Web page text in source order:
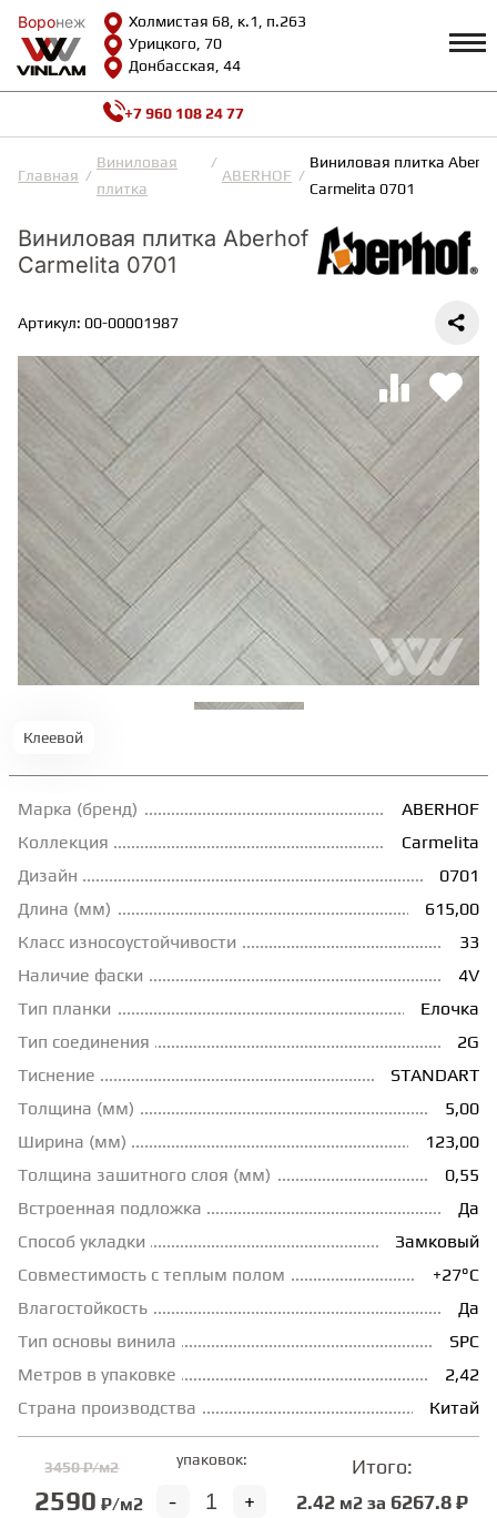
Воронеж
Холмистая 68, к.1, п.263
Урицкого, 70
Донбасская, 44
Воронеж
КАТАЛОГ Профиль
Возврат и гарантии
Сотрудничество
Вопросы и ответы
Полезная информация
Калькулятор
О нас
Контакты
ВИНИЛОВАЯ ПЛИТКА
ИНЖЕНЕРНАЯ ДОСКА
ПАРКЕТНАЯ ДОСКА
ТЕРРАСНАЯ ДОСКА
КОВРОВАЯ ПЛИТКА
МОДУЛЬНЫЕ ПВХ
ПЛИНТУС
КЛЕЙ
ГРУНТОВКИ
ТЕПЛЫЙ ПОЛ
ТЕРМОПАРКЕТ
ЭКОМАССИВ
ИСКУССТВЕННАЯ ТРАВА
ИНЖЕНЕРНЫЙ МОДУЛЬ
+7 960 108 24 77
Главная
Виниловая
плитка
ABERHOF
Виниловая плитка
Carmelita 0701
Виниловая плитка Aberhof
Carmelita 0701
Артикул: 00-00001987
Клеевой
Марка (бренд)
ABERHOF
Коллекция
Carmelita
Дизайн
0701
Длина (мм)
615,00
Класс износоустойчивости
33
Наличие фаски
4V
Тип планки
Елочка
Тип соединения
2G
Тиснение
STANDART
Толщина (мм)
5,00
Ширина (мм)
123,00
Толщина зашитного слоя (мм)
0,55
Встроенная подложка
Да
Способ укладки
Замковый
Совместимость с теплым полом
+27°С
Влагостойкость
Да
Тип основы винила
SPC
Метров в упаковке
2,42
Страна производства
Китай
3450 ₽/м2
2590 ₽/м2
упаковок:
+
-
Итого:
2.42м2 за 6267.8 ₽